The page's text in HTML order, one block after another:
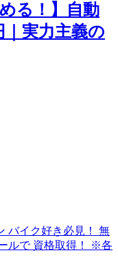
る！】自動
｜実力主義の